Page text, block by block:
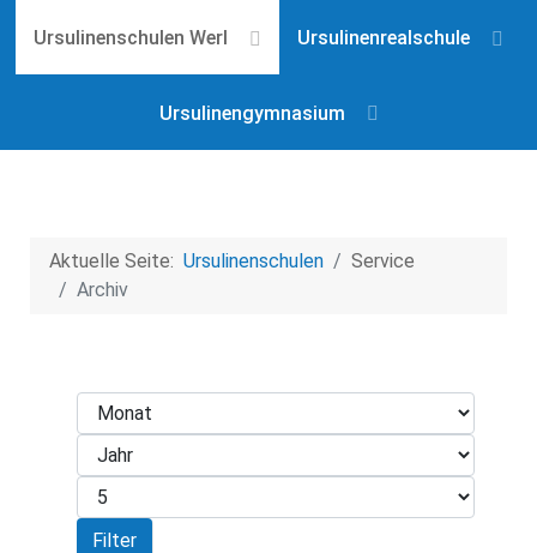
Ursulinenschulen Werl Ursulinenrealschule
Ursulinengymnasium
Aktuelle Seite: Ursulinenschulen
Service
Archiv
Filter
Monat
Jahr
Anzeige #
Filter